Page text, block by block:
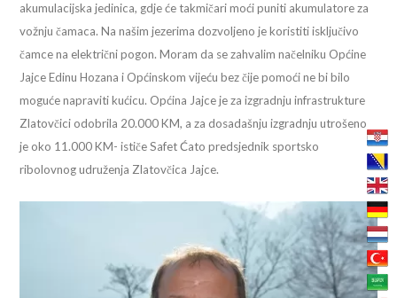
akumulacijska jedinica, gdje će takmičari moći puniti akumulatore za
vožnju čamaca. Na našim jezerima dozvoljeno je koristiti isključivo
čamce na električni pogon. Moram da se zahvalim načelniku Općine
Jajce Edinu Hozana i Općinskom vijeću bez čije pomoći ne bi bilo
moguće napraviti kućicu. Općina Jajce je za izgradnju infrastrukture
Zlatovčici odobrila 20.000 KM, a za dosadašnju izgradnju utrošeno
je oko 11.000 KM- ističe Safet Ćato predsjednik sportsko
ribolovnog udruženja Zlatovčica Jajce.